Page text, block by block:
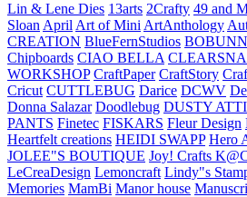
Lin & Lene Dies 13arts 2Crafty 49 and
Sloan April Art of Mini ArtAnthology
CREATION BlueFernStudios
Chipboards CIAO BELLA
WORKSHOP CraftPaper CraftStory
Cricut CUTTLEBUG Darice DCWV
Donna Salazar Doodlebug DUSTY
PANTS Finetec FISKARS Fleur Design
Heartfelt creations HEIDI SWAPP Hero
JOLEE"S BOUTIQUE Joy! Crafts
LeCreaDesign Lemoncraft Lindy"s
Memories MamBi Manor house